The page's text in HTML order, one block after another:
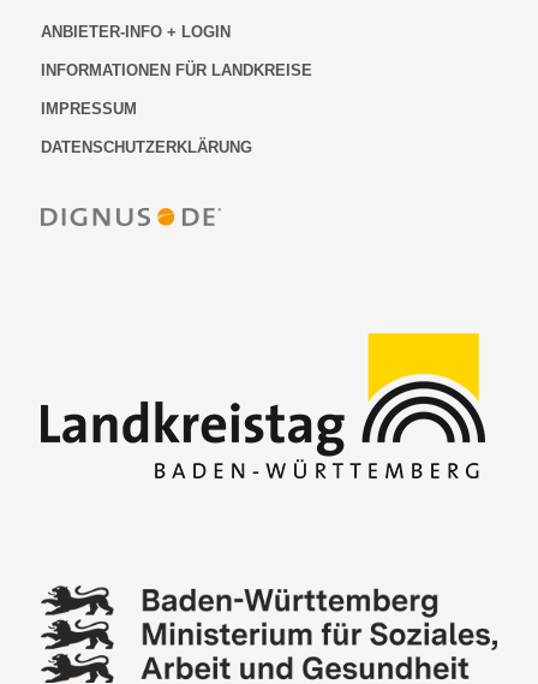
ANBIETER-INFO + LOGIN
INFORMATIONEN FÜR LANDKREISE
IMPRESSUM
DATENSCHUTZERKLÄRUNG